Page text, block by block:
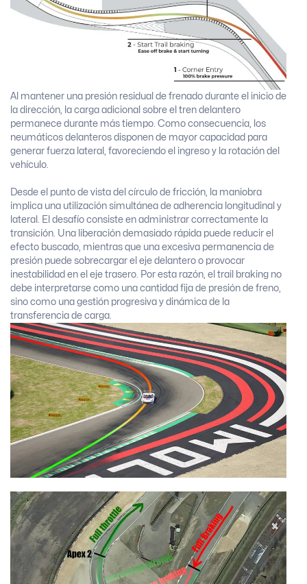
Al mantener una presión residual de frenado durante el inicio de
la dirección, la carga adicional sobre el tren delantero
permanece durante más tiempo. Como consecuencia, los
neumáticos delanteros disponen de mayor capacidad para
generar fuerza lateral, favoreciendo el ingreso y la rotación del
vehículo.
Desde el punto de vista del círculo de fricción, la maniobra
implica una utilización simultánea de adherencia longitudinal y
lateral. El desafío consiste en administrar correctamente la
transición. Una liberación demasiado rápida puede reducir el
efecto buscado, mientras que una excesiva permanencia de
presión puede sobrecargar el eje delantero o provocar
inestabilidad en el eje trasero. Por esta razón, el trail braking no
debe interpretarse como una cantidad fija de presión de freno,
sino como una gestión progresiva y dinámica de la
transferencia de carga.